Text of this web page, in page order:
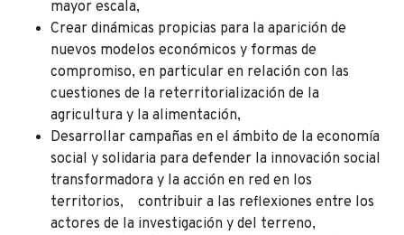
mayor escala,
Crear dinámicas propicias para la aparición de
nuevos modelos económicos y formas de
compromiso, en particular en relación con las
cuestiones de la reterritorialización de la
agricultura y la alimentación,
Desarrollar campañas en el ámbito de la economía
social y solidaria para defender la innovación social
transformadora y la acción en red en los
territorios, contribuir a las reflexiones entre los
actores de la investigación y del terreno,